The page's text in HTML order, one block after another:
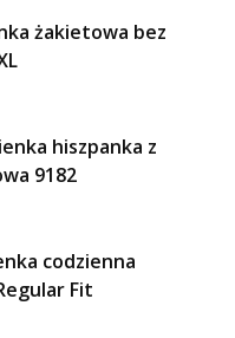
żakietowa bez
hiszpanka z
9182
codzienna
Fit